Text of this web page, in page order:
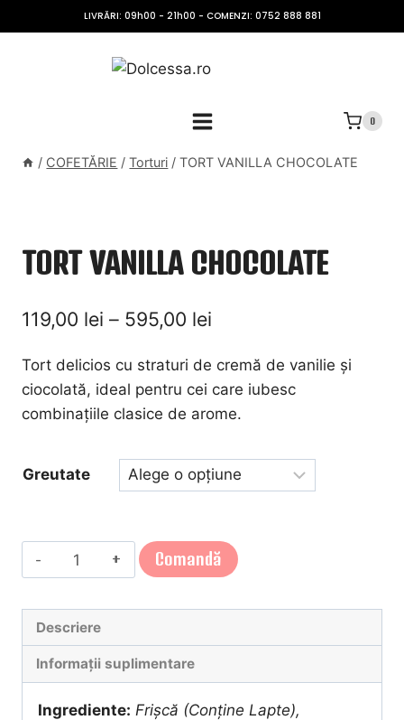
to
LIVRĂRI: 09h00 - 21h00 - COMENZI: 0752 888 881
0
/ COFETĂRIE / Torturi / TORT VANILLA CHOCOLATE
TORT VANILLA CHOCOLATE
119,00 lei – 595,00 lei
prețuri:
119,00 lei
la
Tort delicios cu straturi de cremă de vanilie și
ciocolată, ideal pentru cei care iubesc
combinațiile clasice de arome.
Greutate
Cantitate
TORT
CHOCOLATE
Comandă
Descriere
Informații suplimentare
Ingrediente: Frișcă (Conține Lapte),